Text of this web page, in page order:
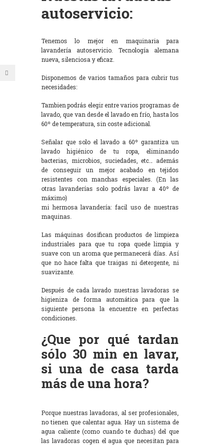
autoservicio:
Tenemos lo mejor en maquinaria para
lavandería autoservicio. Tecnología alemana
nueva, silenciosa y eficaz.
Disponemos de varios tamaños para cubrir tus
necesidades:
Tambien podrás elegir entre varios programas de
lavado, que van desde el lavado en frío, hasta los
60º de temperatura, sin coste adicional.
Señalar que solo el lavado a 60º garantiza un
lavado higiénico de tu ropa, eliminando
bacterias, microbios, suciedades, etc… además
de conseguir un mejor acabado en tejidos
resistentes con manchas especiales. (En las
otras lavanderías solo podrás lavar a 40º de
máximo)
mi hermosa lavandería: facil uso de nuestras
maquinas.
Las máquinas dosifican productos de limpieza
industriales para que tu ropa quede limpia y
suave con un aroma que permanecerá días. Así
que no hace falta que traigas ni detergente, ni
suavizante.
Después de cada lavado nuestras lavadoras se
higieniza de forma automática para que la
siguiente persona la encuentre en perfectas
condiciones.
¿Que por qué tardan
sólo 30 min en lavar,
si una de casa tarda
más de una hora?
Porque nuestras lavadoras, al ser profesionales,
no tienen que calentar agua. Hay un sistema de
agua caliente (como cuando te duchas) del que
las lavadoras cogen el agua que necesitan para